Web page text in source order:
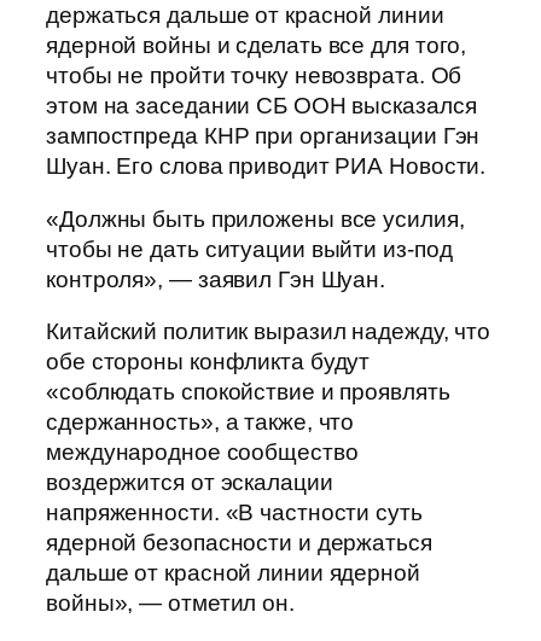
держаться дальше от красной линии
ядерной войны и сделать все для того,
чтобы не пройти точку невозврата. Об
этом на заседании СБ ООН высказался
зампостпреда КНР при организации Гэн
Шуан. Его слова приводит РИА Новости.
«Должны быть приложены все усилия,
чтобы не дать ситуации выйти из-под
контроля», — заявил Гэн Шуан.
Китайский политик выразил надежду, что
обе стороны конфликта будут
«соблюдать спокойствие и проявлять
сдержанность», а также, что
международное сообщество
воздержится от эскалации
напряженности. «В частности суть
ядерной безопасности и держаться
дальше от красной линии ядерной
войны», — отметил он.